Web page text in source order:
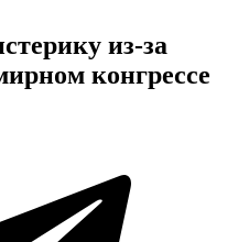
из-за
конгрессе